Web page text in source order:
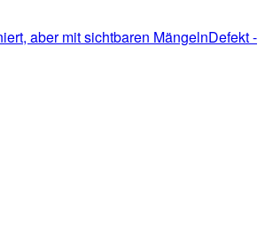
aber mit sichtbaren MängelnDefekt -